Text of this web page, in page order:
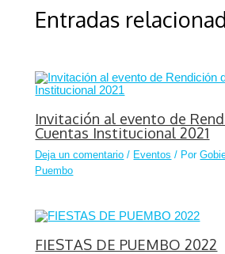
Entradas
Invitación al evento de
Cuentas Institucional 2021
Deja un comentario / Eventos / Por
Puembo
FIESTAS DE PUEMBO 2022